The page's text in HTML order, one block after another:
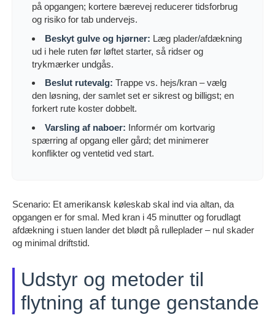
på opgangen; kortere bærevej reducerer tidsforbrug
og risiko for tab undervejs.
Beskyt gulve og hjørner: Læg plader/afdækning
ud i hele ruten før løftet starter, så ridser og
trykmærker undgås.
Beslut rutevalg: Trappe vs. hejs/kran – vælg
den løsning, der samlet set er sikrest og billigst; en
forkert rute koster dobbelt.
Varsling af naboer: Informér om kortvarig
spærring af opgang eller gård; det minimerer
konflikter og ventetid ved start.
Scenario: Et amerikansk køleskab skal ind via altan, da
opgangen er for smal. Med kran i 45 minutter og forudlagt
afdækning i stuen lander det blødt på rulleplader – nul skader
og minimal driftstid.
Udstyr og metoder til
flytning af tunge genstande